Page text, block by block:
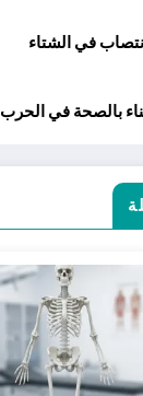
في الشتاء
بالصحة في الحرب